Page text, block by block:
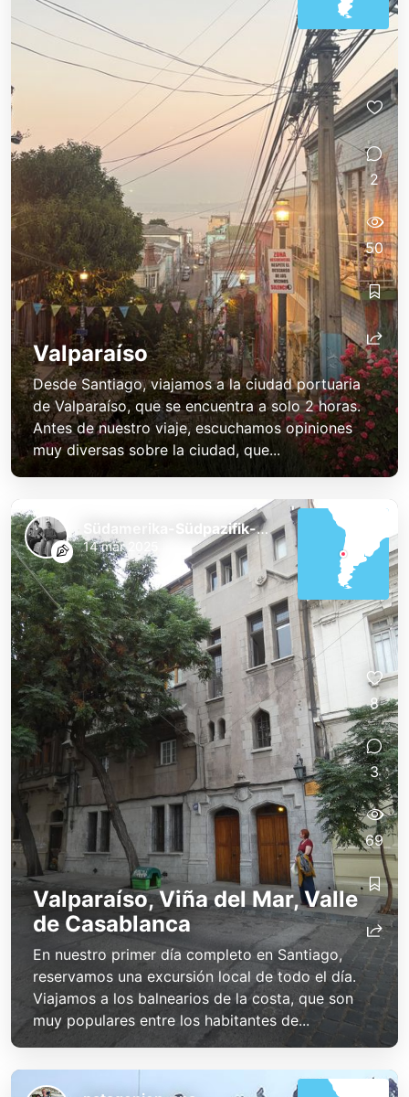
Valparaíso
Desde Santiago, viajamos a la ciudad portuaria
de Valparaíso, que se encuentra a solo 2 horas.
Antes de nuestro viaje, escuchamos opiniones
muy diversas sobre la ciudad, que...
2
50
Valparaíso, Viña del Mar, Valle
de Casablanca
En nuestro primer día completo en Santiago,
reservamos una excursión local de todo el día.
Viajamos a los balnearios de la costa, que son
muy populares entre los habitantes de...
Südamerika-Südpazifik-Australien 2025
14 mar 2025
8
3
69